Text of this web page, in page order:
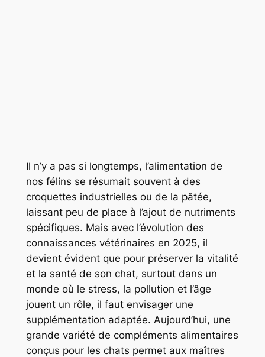
Il n’y a pas si longtemps, l’alimentation de
nos félins se résumait souvent à des
croquettes industrielles ou de la pâtée,
laissant peu de place à l’ajout de nutriments
spécifiques. Mais avec l’évolution des
connaissances vétérinaires en 2025, il
devient évident que pour préserver la vitalité
et la santé de son chat, surtout dans un
monde où le stress, la pollution et l’âge
jouent un rôle, il faut envisager une
supplémentation adaptée. Aujourd’hui, une
grande variété de compléments alimentaires
conçus pour les chats permet aux maîtres